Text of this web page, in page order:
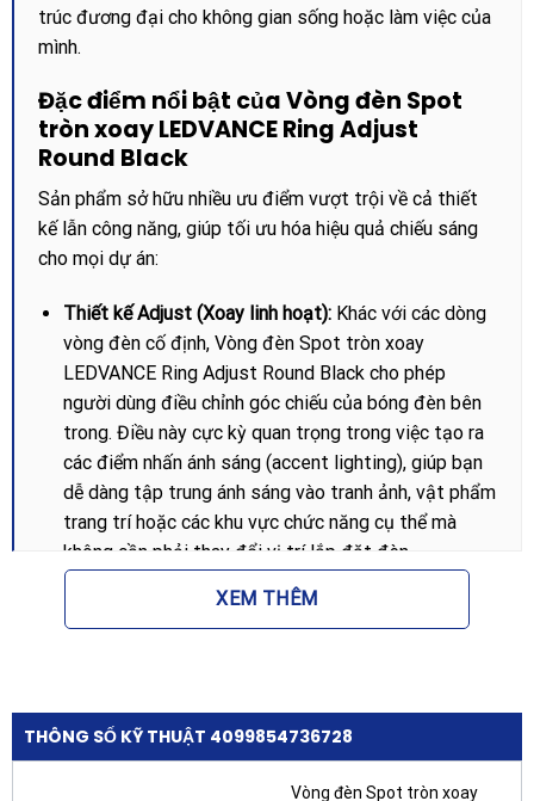
trúc đương đại cho không gian sống hoặc làm việc của
mình.
Đặc điểm nổi bật của Vòng đèn Spot
tròn xoay LEDVANCE Ring Adjust
Round Black
Sản phẩm sở hữu nhiều ưu điểm vượt trội về cả thiết
kế lẫn công năng, giúp tối ưu hóa hiệu quả chiếu sáng
cho mọi dự án:
Thiết kế Adjust (Xoay linh hoạt):Khác với các dòng
vòng đèn cố định, Vòng đèn Spot tròn xoay
LEDVANCE Ring Adjust Round Black cho phép
người dùng điều chỉnh góc chiếu của bóng đèn bên
trong. Điều này cực kỳ quan trọng trong việc tạo ra
các điểm nhấn ánh sáng (accent lighting), giúp bạn
dễ dàng tập trung ánh sáng vào tranh ảnh, vật phẩm
trang trí hoặc các khu vực chức năng cụ thể mà
không cần phải thay đổi vị trí lắp đặt đèn.
Màu sắc Black sang trọng:Lớp hoàn thiện màu đen
mờ (matte black) không chỉ tạo nên vẻ ngoài hiện
giúp nguồn sáng trông sâu và tập trung hơn.
bền cao, chịu nhiệt tốt, sản phẩm đảm bảo không bị
XEM THÊM
THÔNG SỐ KỸ THUẬT 4099854736728
Vòng đèn Spot tròn xoay